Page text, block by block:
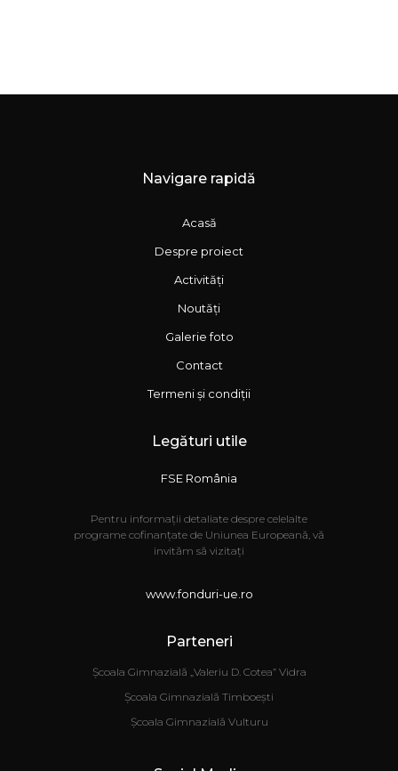
Navigare rapidă
Acasă
Despre proiect
Activități
Noutăți
Galerie foto
Contact
Termeni și condiții
Legături utile
FSE România
Pentru informații detaliate despre celelalte
programe cofinanțate de Uniunea Europeană, vă
invităm să vizitați
www.fonduri-ue.ro
Parteneri
Școala Gimnazială „Valeriu D. Cotea” Vidra
Școala Gimnazială Timboești
Școala Gimnazială Vulturu